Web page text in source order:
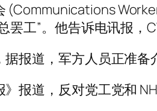
(Communications
罢工”。他告诉电讯报，
报道，军方人员正准备
报道，反对党工党和